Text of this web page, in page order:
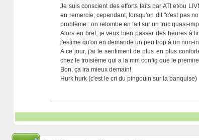
Je suis conscient des efforts faits par ATI et/ou
en remercie; cependant, lorsqu'on dit "c'est pas
problème...on retombe en fait sur un truc quasi-
Alors en bref, je veux bien passer des heures à
j'estime qu'on en demande un peu trop à un non-
A ce jour, j'ai le sentiment de plus en plus
chez le troisième qui a la mm config que le
Bon, ça ira mieux demain!
Hurk hurk (c'est le cri du pingouin sur la banquise)